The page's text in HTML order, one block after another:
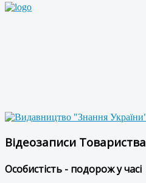
Відеозаписи Товариства
Особистість - подорож у часі